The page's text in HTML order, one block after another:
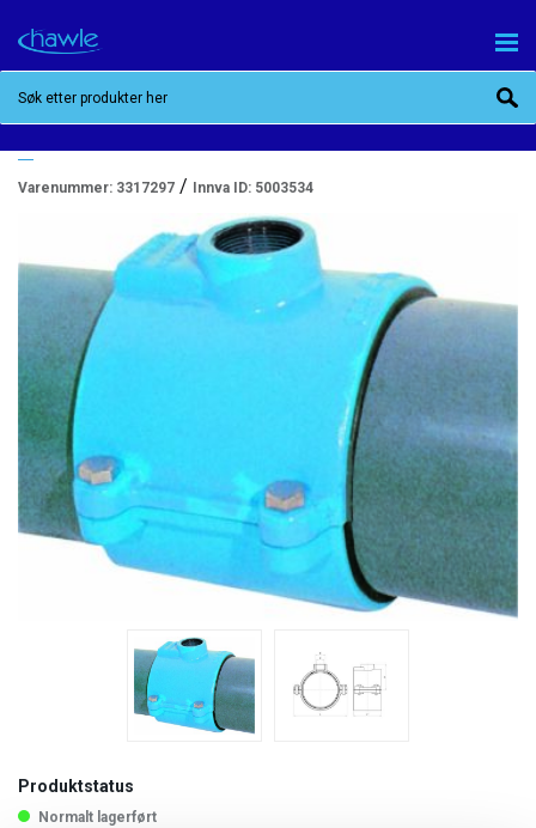
280 MM X 2″ RAAX-HAKU ANBORINGSKLAMMER
F/PLASTRØR, HAWLE 525
Varenummer: 3317297 / Innva ID: 5003534
Produktstatus
Normalt lagerført